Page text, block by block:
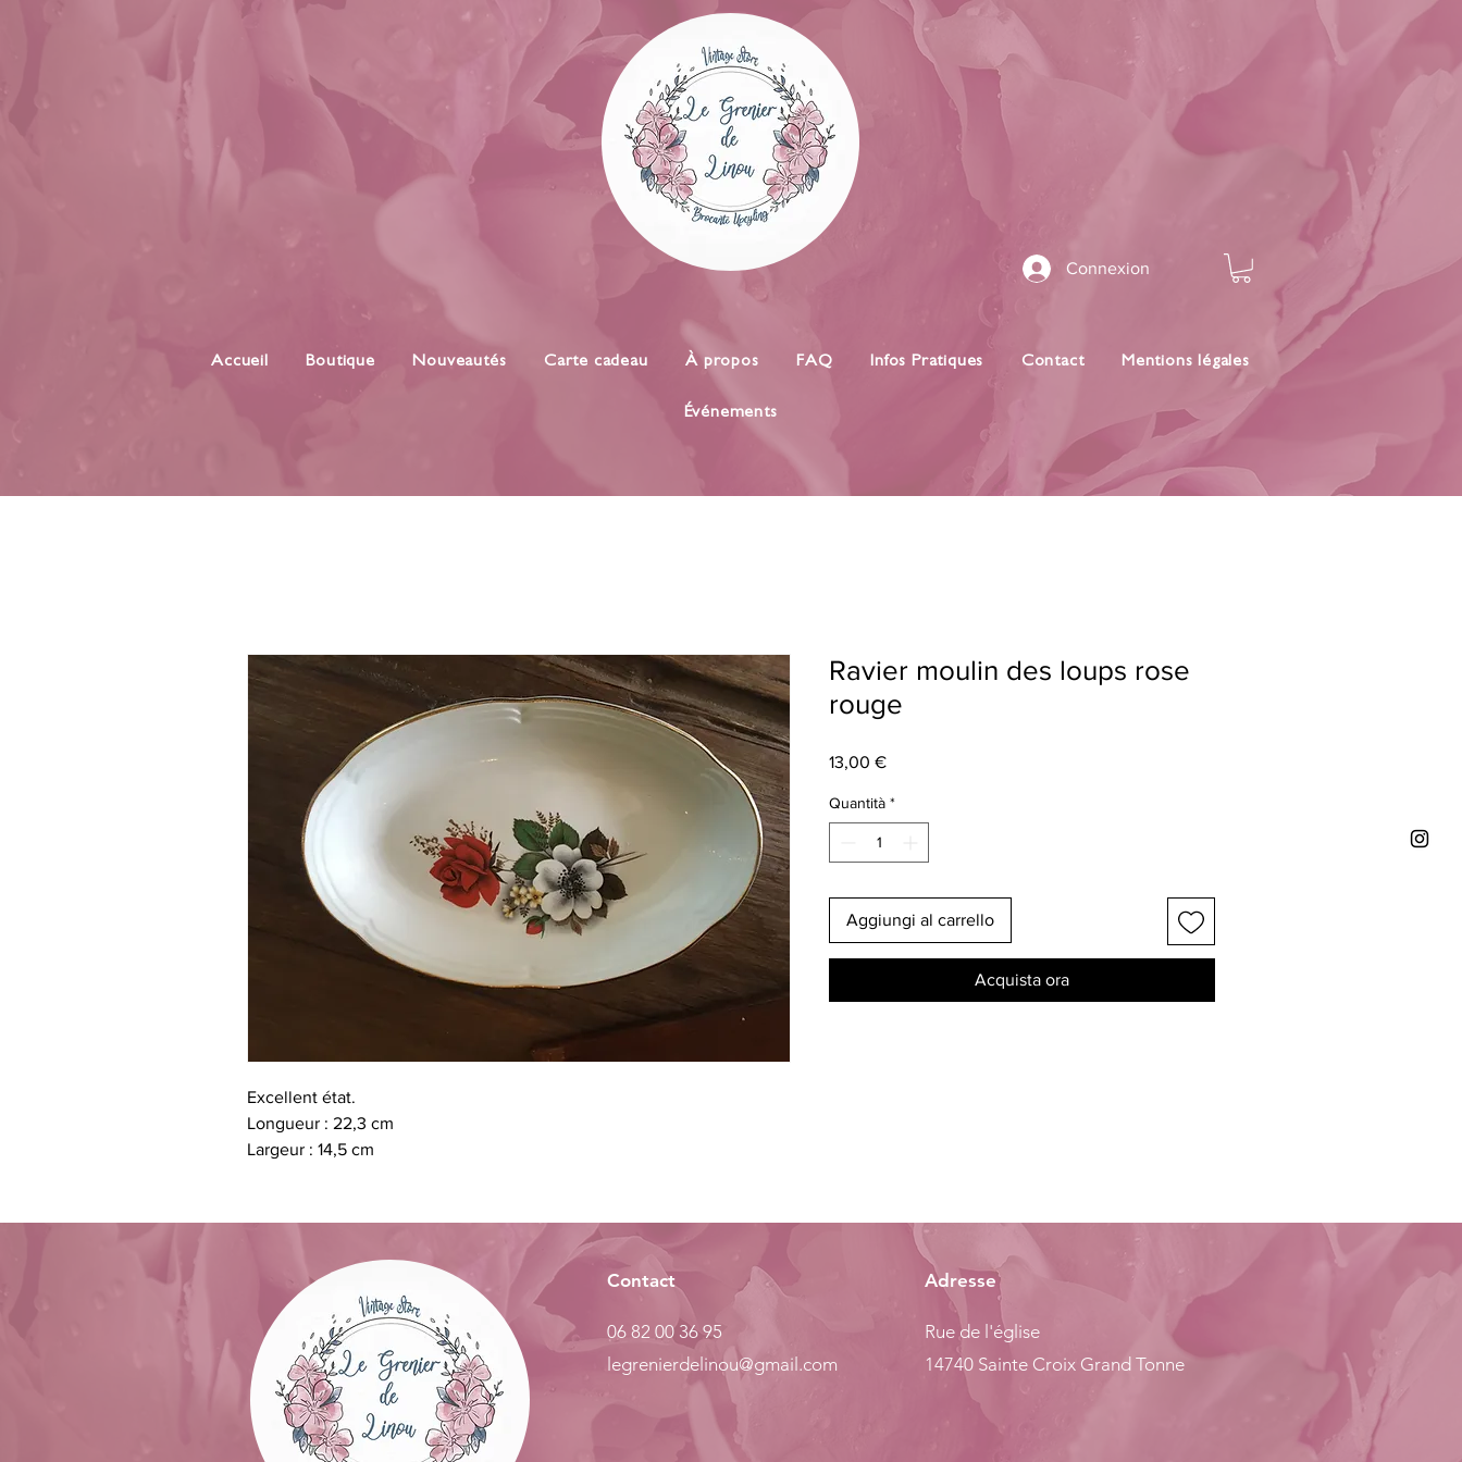
Connexion
Accueil Boutique Nouveautés Carte cadeau À propos FAQ Infos Pratiques Contact Mentions légales
Événements
Excellent état.
Longueur : 22,3 cm
Largeur : 14,5 cm
Ravier moulin des loups rose
rouge
13,00 €Prezzo
Quantità *
Aggiungi al carrello
Acquista ora
Contact
06 82 00 36 95
legrenierdelinou@gmail.com
Adresse
Rue de l'église
14740 Sainte Croix Grand Tonne